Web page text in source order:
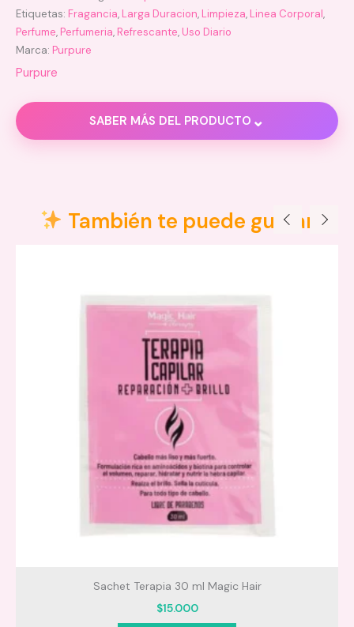
Etiquetas: Fragancia, Larga Duracion, Limpieza, Linea Corporal,
Perfume, Perfumeria, Refrescante, Uso Diario
Marca: Purpure
Purpure
SABER MÁS DEL PRODUCTO ⌄
Valoraciones (0)También te puede gustar
Sachet Terapia 30 ml Magic Hair
$15.000